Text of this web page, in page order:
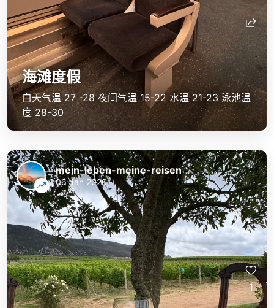
海滩度假
白天气温 27 -28 夜间气温 15-22 水温 21-23 泳池温
度 28-30
mein-leben-meine-reisen
06 Jan 2026
1